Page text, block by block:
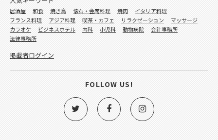
居酒屋 和食 焼き鳥 懐石・会席料理 焼肉
イタリア料理
フランス料理
アジア料理 喫茶・カフェ リラクゼーション
マッサージ
カラオケ
ビジネスホテル 内科 小児科 動物病院
会計事務所
法律事務所
掲載者ログイン
FOLLOW US!